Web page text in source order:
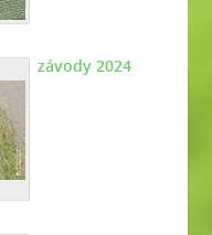
závody 2024